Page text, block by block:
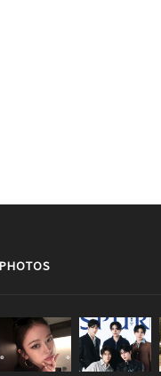
PHOTOS